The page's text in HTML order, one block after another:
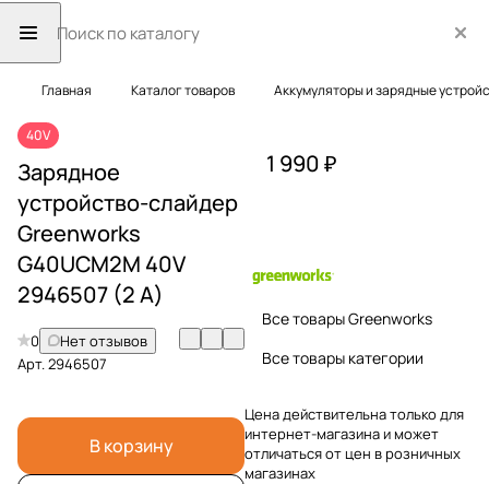
Главная Каталог товаров Аккумуляторы и зарядные
40V
Зарядное
устройство-слайдер
Greenworks
G40UCM2M 40V
2946507 (2 A)
0
Нет отзывов
Арт.2946507
В корзину
1 990 ₽
Все товары Greenworks
Все товары категории
Цена действительна только для
интернет-магазина и может
отличаться от цен в розничных
магазинах